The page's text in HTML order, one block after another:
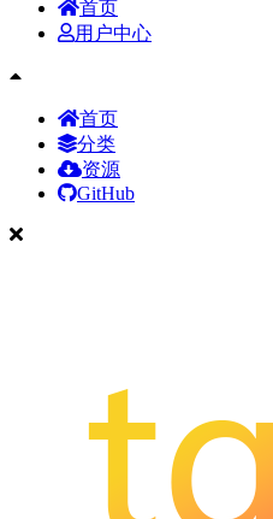
首页
用户中心
首页
分类
资源
GitHub